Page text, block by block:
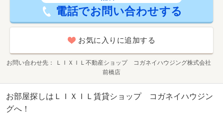
電話でお問い合わせする
お気に入りに追加する
お問い合わせ先
ＬＩＸＩＬ不動産ショップ コガネイハウジング株式会社
前橋店
お部屋探しはＬＩＸＩＬ賃貸ショップ コガネイハウジン
グへ！